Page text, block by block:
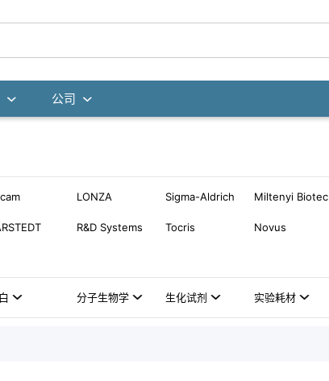
公司
LONZA Sigma-Aldrich Miltenyi Biotec
R&D Systems Tocris Novus
分子生物学 生化试剂 实验耗材